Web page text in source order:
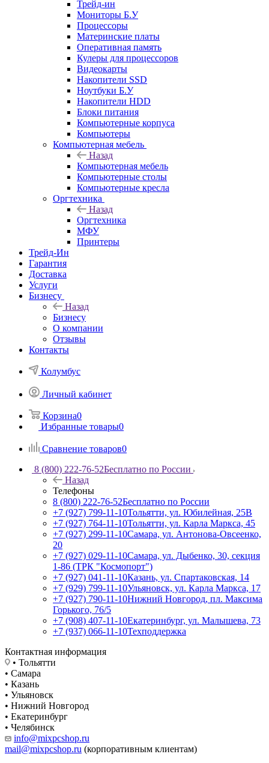
Трейд-ин
Мониторы Б.У
Процессоры
Материнские платы
Оперативная память
Кулеры для процессоров
Видеокарты
Накопители SSD
Ноутбуки Б.У
Накопители HDD
Блоки питания
Компьютерные корпуса
Компьютеры
Компьютерная мебель
Назад
Компьютерная мебель
Компьютерные столы
Компьютерные кресла
Оргтехника
Назад
Оргтехника
МФУ
Принтеры
Трейд-Ин
Гарантия
Доставка
Услуги
Бизнесу
Назад
Бизнесу
О компании
Отзывы
Контакты
Колумбус
Личный кабинет
Корзина0
Избранные товары0
Сравнение товаров0
8 (800) 222-76-52Бесплатно по России
Назад
Телефоны
8 (800) 222-76-52Бесплатно по России
+7 (927) 799-11-10Тольятти, ул. Юбилейная, 25В
+7 (927) 764-11-10Тольятти, ул. Карла Маркса, 45
+7 (927) 299-11-10Самара, ул. Антонова-Овсеенко,
20
+7 (927) 029-11-10Самара, ул. Дыбенко, 30, секция
1-86 (ТРК "Космопорт")
+7 (927) 041-11-10Казань, ул. Спартаковская, 14
+7 (929) 799-11-10Ульяновск, ул. Карла Маркса, 17
+7 (927) 790-11-10Нижний Новгород, пл. Максима
Горького, 76/5
+7 (908) 407-11-10Екатеринбург, ул. Малышева, 73
+7 (937) 066-11-10Техподдержка
Контактная информация
• Тольятти
• Самара
• Казань
• Ульяновск
• Нижний Новгород
• Екатеринбург
• Челябинск
info@mixpcshop.ru
mail@mixpcshop.ru (корпоративным клиентам)